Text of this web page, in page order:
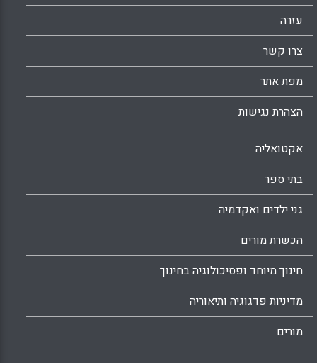
עזרה
צרו קשר
מפת אתר
הצהרת נגישות
אקטואליה
בתי ספר
גני ילדים ואקדמיה
הכשרת מורים
חינוך מיוחד ופסיכולוגיה בחינוך
מדיניות פדגוגיה ותיאוריה
מורים